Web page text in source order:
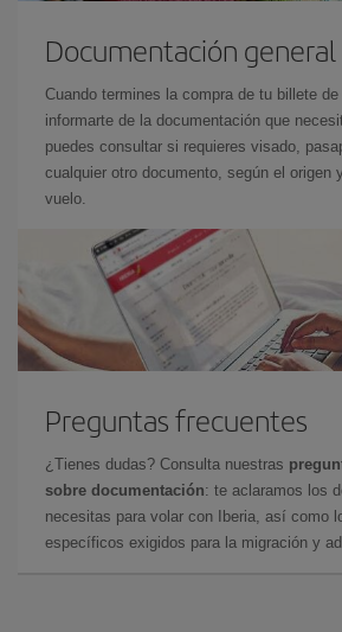
Documentación general
Cuando termines la compra de tu billete
informarte de la documentación que
puedes consultar si requieres visado,
cualquier otro documento, según el origen
vuelo.
Preguntas frecuentes
¿Tienes dudas? Consulta nuestras
sobre documentación: te aclaramos los
necesitas para volar con Iberia, así como
específicos exigidos para la migración y